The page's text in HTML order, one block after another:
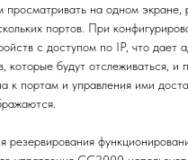
просматривать на одном экране,
портов. При
с доступом по IP, что дает
которые будут отслеживаться,
к портам и управления ими
резервирования